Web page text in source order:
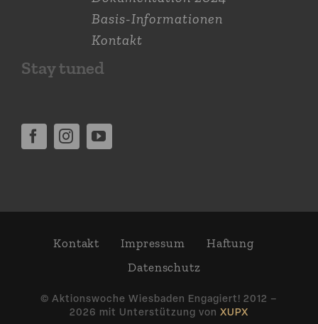
Basis-Informationen
Kontakt
Stay tuned
Kontakt Impressum
Haftung
Daten­schutz
© Aktions­woche Wiesbaden Engagiert! 2012 –
2026 mit Unter­stützung von XUPX